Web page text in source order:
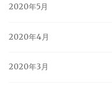
2020年5月
2020年4月
2020年3月